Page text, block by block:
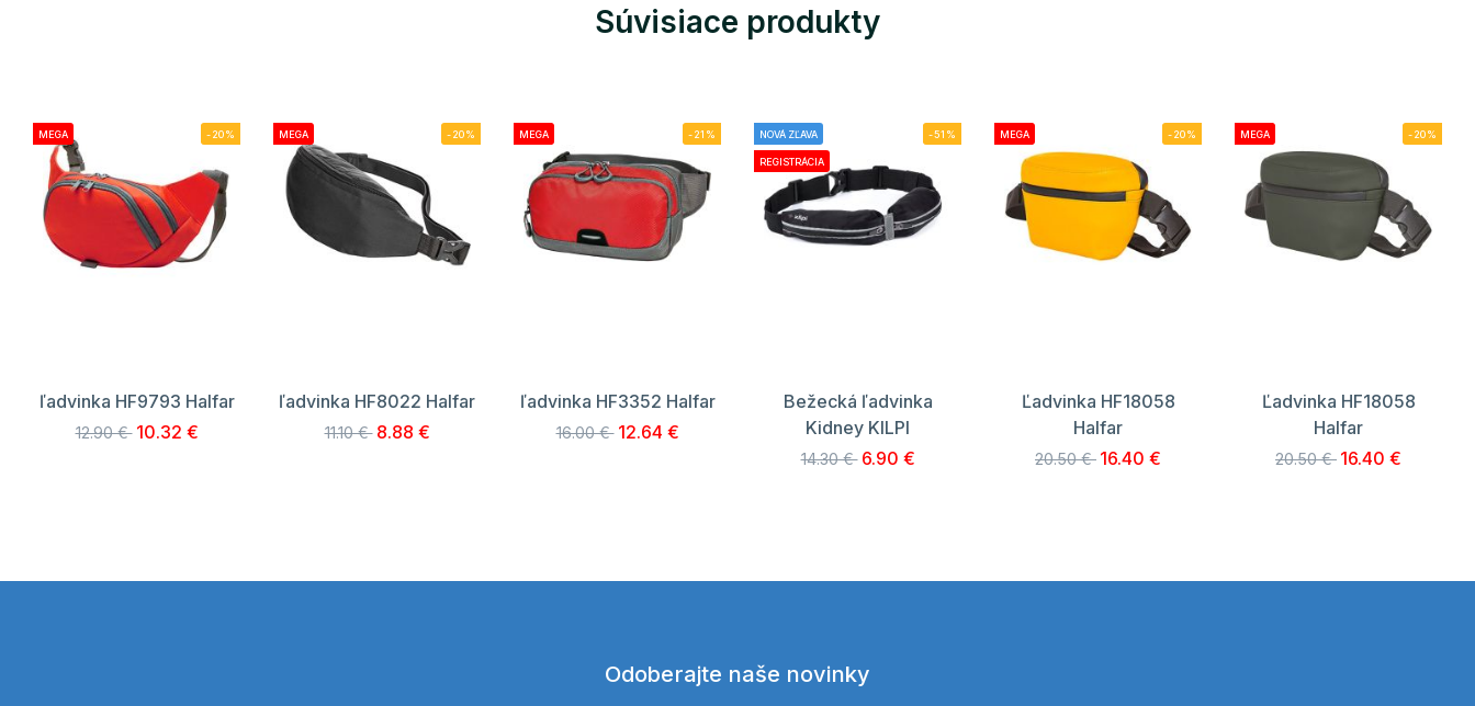
Súvisiace produkty
MEGA -20%
ľadvinka HF9793 Halfar
12.90 € 10.32 €
MEGA -20%
ľadvinka HF8022 Halfar
11.10 € 8.88 €
MEGA -21%
ľadvinka HF3352 Halfar
16.00 € 12.64 €
NOVÁ ZĽAVA
REGISTRÁCIA
-51%
Bežecká ľadvinka
Kidney KILPI
14.30 € 6.90 €
MEGA -20%
Ľadvinka HF18058
Halfar
20.50 € 16.40 €
MEGA -20%
Ľadvinka HF18058
Halfar
20.50 € 16.40 €
Odoberajte naše novinky